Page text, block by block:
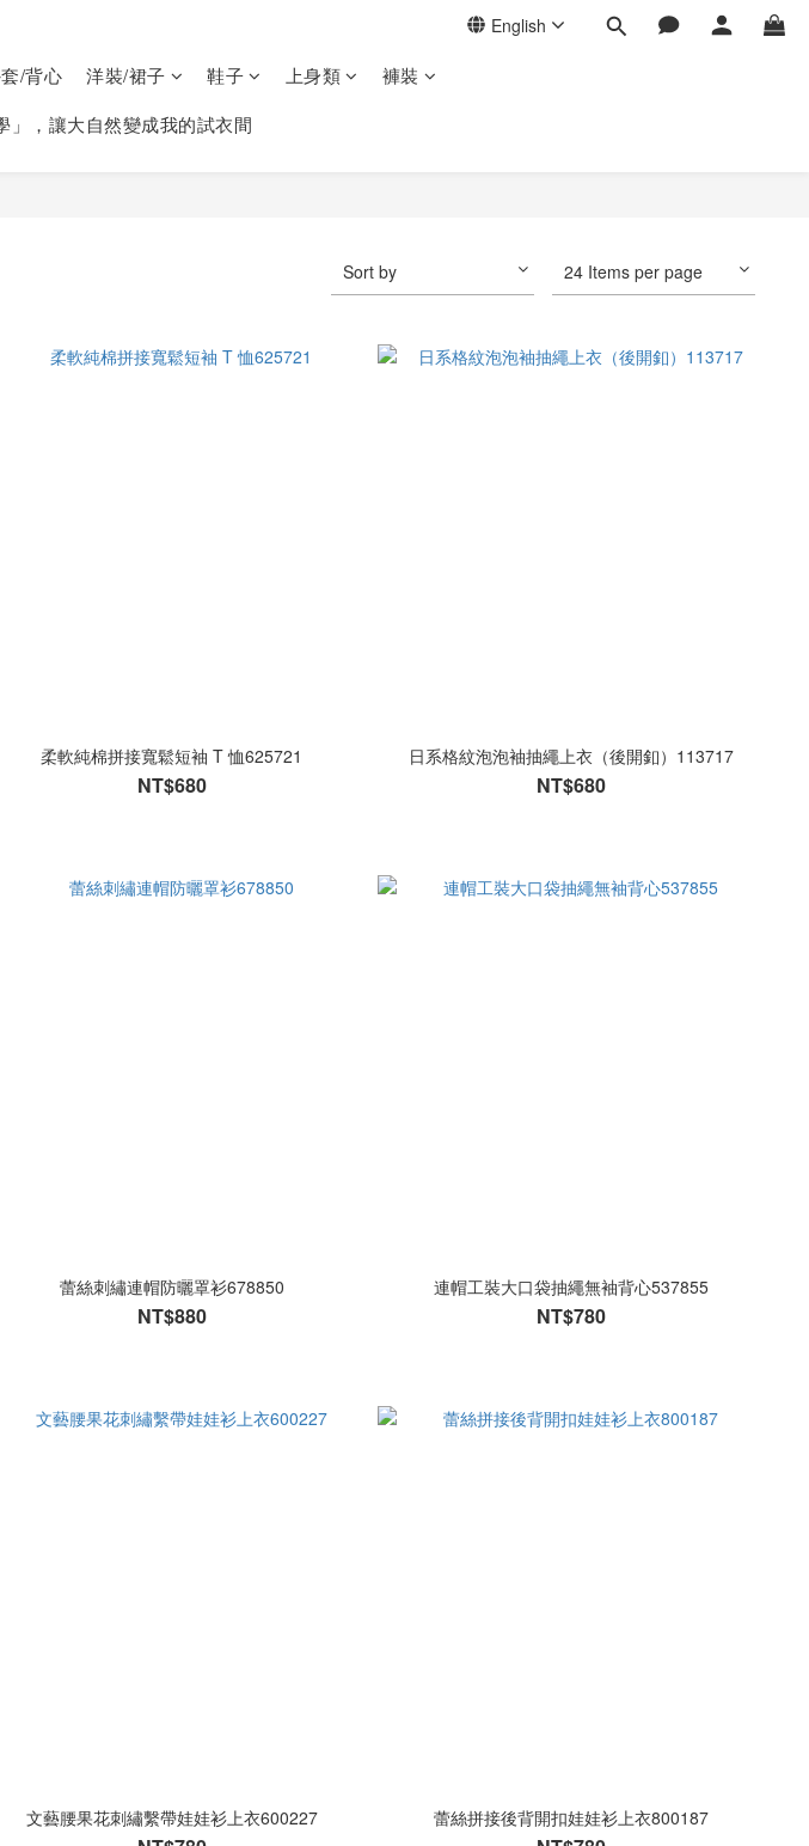
English
/背心 洋裝/裙子 鞋子 上身類
褲裝
」，讓大自然變成我的試衣間
Sort by 24 Items per page
柔軟純棉拼接寬鬆短袖 T 恤625721
NT$680
日系格紋泡泡袖抽繩上衣（後開釦）113717
NT$680
蕾絲刺繡連帽防曬罩衫678850
NT$880
連帽工裝大口袋抽繩無袖背心537855
NT$780
文藝腰果花刺繡繫帶娃娃衫上衣600227 蕾絲拼接後背開扣娃娃衫上衣800187